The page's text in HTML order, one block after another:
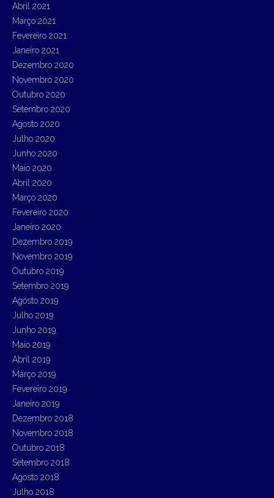
Abril 2021
Março 2021
Fevereiro 2021
Janeiro 2021
Dezembro 2020
Novembro 2020
Outubro 2020
Setembro 2020
Agosto 2020
Julho 2020
Junho 2020
Maio 2020
Abril 2020
Março 2020
Fevereiro 2020
Janeiro 2020
Dezembro 2019
Novembro 2019
Outubro 2019
Setembro 2019
Agosto 2019
Julho 2019
Junho 2019
Maio 2019
Abril 2019
Março 2019
Fevereiro 2019
Janeiro 2019
Dezembro 2018
Novembro 2018
Outubro 2018
Setembro 2018
Agosto 2018
Julho 2018